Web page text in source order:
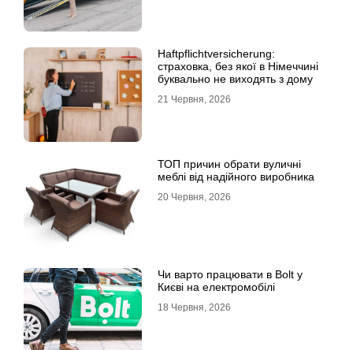
Haftpflichtversicherung:
страховка, без якої в Німеччині
буквально не виходять з дому
21 Червня, 2026
ТОП причин обрати вуличні
меблі від надійного виробника
20 Червня, 2026
Чи варто працювати в Bolt у
Києві на електромобілі
18 Червня, 2026